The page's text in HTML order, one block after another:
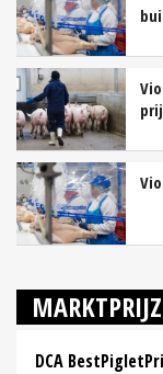
DCA